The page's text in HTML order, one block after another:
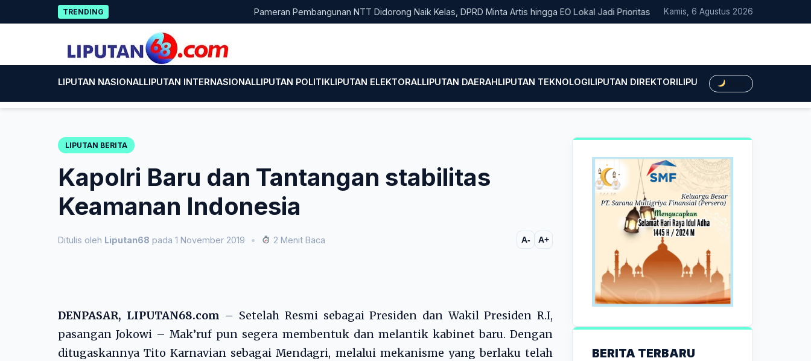
to
TRENDING Pameran Pembangunan NTT Didorong Naik Kelas, DPRD Minta Artis hingga EO Lokal Jadi Prioritas Larangan Membuka Isi Mediasi: Aturan
Kamis, 6 Agustus 2026
LIPUTAN NASIONALLIPUTAN INTERNASIONALLIPUTAN POLITIKLIPUTAN ELEKTORALLIPUTAN DAERAHLIPUTAN TEKNOLOGILIPUTAN DIREKTORILIPUTAN HUKUMLIPUTAN
LIPUTAN BERITA
Kapolri Baru dan Tantangan stabilitas
Keamanan Indonesia
Ditulis oleh Liputan68 pada 1 November 2019 • 2 Menit Baca A- A+
DENPASAR, LIPUTAN68.com – Setelah Resmi sebagai Presiden dan Wakil Presiden R.I,
pasangan Jokowi – Mak’ruf pun segera membentuk dan melantik kabinet baru. Dengan
ditugaskannya Tito Karnavian sebagai Mendagri, melalui mekanisme yang berlaku telah
BERITA TERBARU